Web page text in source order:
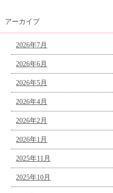
アーカイブ
2026年7月
2026年6月
2026年5月
2026年4月
2026年2月
2026年1月
2025年11月
2025年10月